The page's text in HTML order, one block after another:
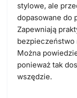
stylowe, ale
dopasowane do
Zapewniają
bezpieczeństwo
Można
ponieważ tak
wszędzie.